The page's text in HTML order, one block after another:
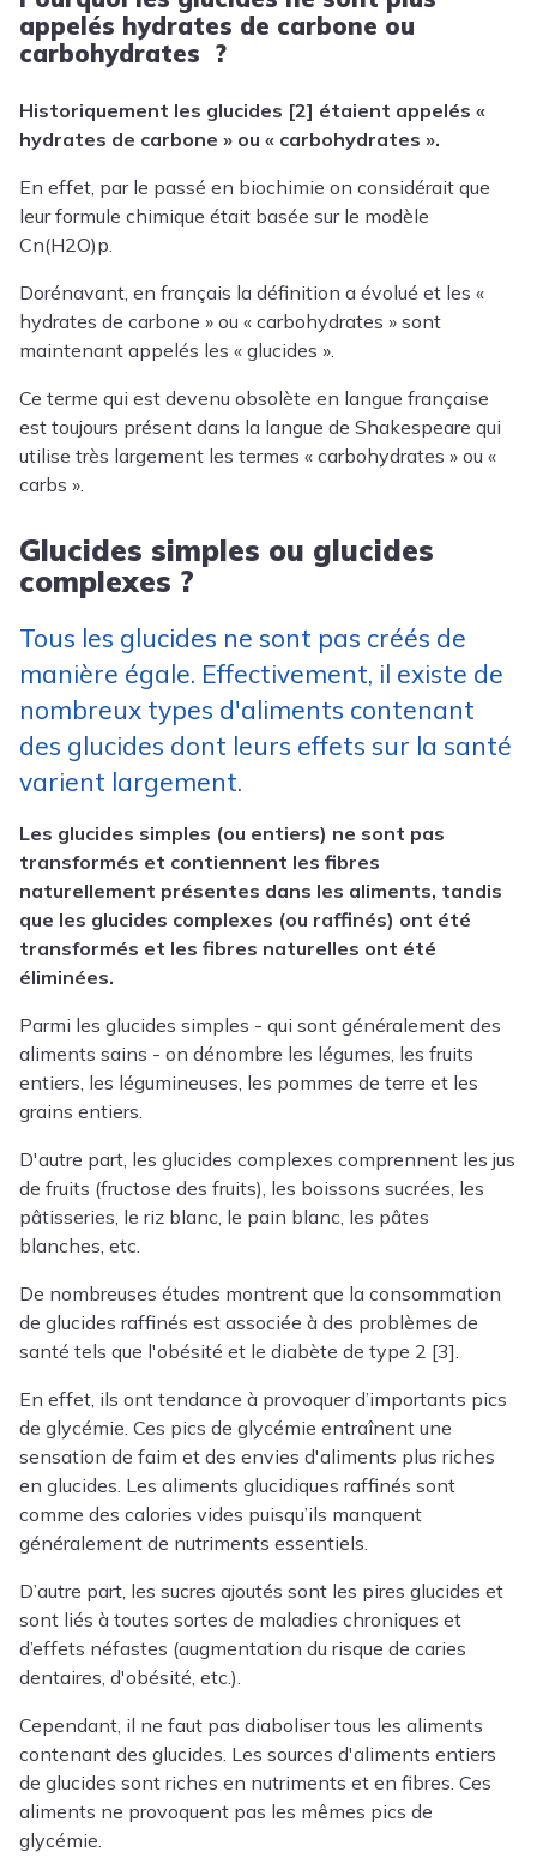
appelés hydrates de carbone ou
carbohydrates ?
Historiquement les glucides [2] étaient appelés «
hydrates de carbone » ou « carbohydrates ».
En effet, par le passé en biochimie on considérait que
leur formule chimique était basée sur le modèle
Cn(H2O)p.
Dorénavant, en français la définition a évolué et les «
hydrates de carbone » ou « carbohydrates » sont
maintenant appelés les « glucides ».
Ce terme qui est devenu obsolète en langue française
est toujours présent dans la langue de Shakespeare qui
utilise très largement les termes « carbohydrates » ou «
carbs ».
Glucides simples ou glucides
complexes ?
Tous les glucides ne sont pas créés de
manière égale. Effectivement, il existe de
nombreux types d'aliments contenant
des glucides dont leurs effets sur la santé
varient largement.
Les glucides simples (ou entiers) ne sont pas
transformés et contiennent les fibres
naturellement présentes dans les aliments, tandis
que les glucides complexes (ou raffinés) ont été
transformés et les fibres naturelles ont été
éliminées.
Parmi les glucides simples - qui sont généralement des
aliments sains - on dénombre les légumes, les fruits
entiers, les légumineuses, les pommes de terre et les
grains entiers.
D'autre part, les glucides complexes comprennent les jus
de fruits (fructose des fruits), les boissons sucrées, les
pâtisseries, le riz blanc, le pain blanc, les pâtes
blanches, etc.
De nombreuses études montrent que la consommation
de glucides raffinés est associée à des problèmes de
santé tels que l'obésité et le diabète de type 2 [3].
En effet, ils ont tendance à provoquer d’importants pics
de glycémie. Ces pics de glycémie entraînent une
sensation de faim et des envies d'aliments plus riches
en glucides. Les aliments glucidiques raffinés sont
comme des calories vides puisqu’ils manquent
généralement de nutriments essentiels.
D’autre part, les sucres ajoutés sont les pires glucides et
sont liés à toutes sortes de maladies chroniques et
d’effets néfastes (augmentation du risque de caries
dentaires, d'obésité, etc.).
Cependant, il ne faut pas diaboliser tous les aliments
contenant des glucides. Les sources d'aliments entiers
de glucides sont riches en nutriments et en fibres. Ces
aliments ne provoquent pas les mêmes pics de
glycémie.